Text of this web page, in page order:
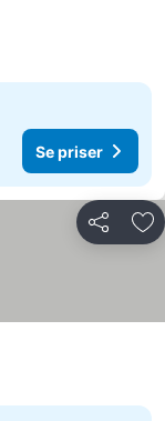
Se priser
Del